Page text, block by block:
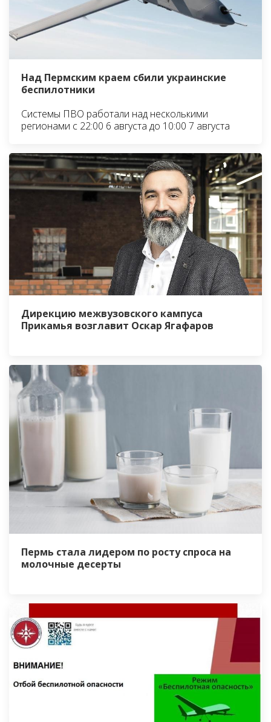
Над Пермским краем сбили украинские
беспилотники
Системы ПВО работали над несколькими
регионами с 22:00 6 августа до 10:00 7 августа
Дирекцию межвузовского кампуса
Прикамья возглавит Оскар Ягафаров
Пермь стала лидером по росту спроса на
молочные десерты